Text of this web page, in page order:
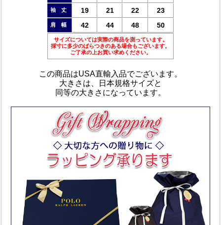
袖 丈 19 21 22 23
肩 幅 42 44 48 50
サイズについては実際の商品を測っています。
採寸に多少のばらつきのある場合もございます。
ご了承の上お買い求めください。
この商品はUSA直輸入品でございます。
大きさは、日本規格サイズと
同等の大きさ になっています。